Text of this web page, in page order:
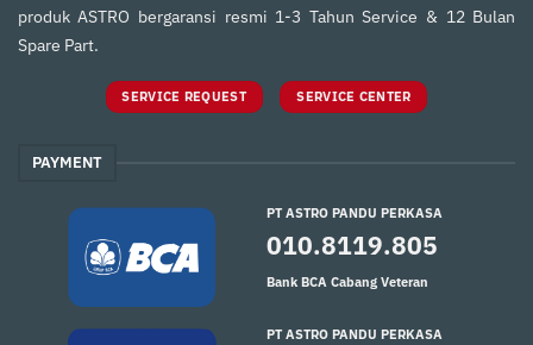
produk ASTRO bergaransi resmi 1-3 Tahun Service & 12 Bulan
Spare Part.
SERVICE REQUEST SERVICE CENTER
PAYMENT
PT ASTRO PANDU PERKASA
010.8119.805
Bank BCA Cabang Veteran
PT ASTRO PANDU PERKASA